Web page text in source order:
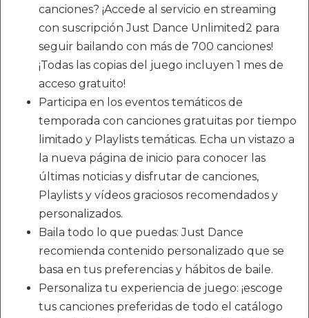
canciones? ¡Accede al servicio en streaming
con suscripción Just Dance Unlimited2 para
seguir bailando con más de 700 canciones!
¡Todas las copias del juego incluyen 1 mes de
acceso gratuito!
Participa en los eventos temáticos de
temporada con canciones gratuitas por tiempo
limitado y Playlists temáticas. Echa un vistazo a
la nueva página de inicio para conocer las
últimas noticias y disfrutar de canciones,
Playlists y vídeos graciosos recomendados y
personalizados.
Baila todo lo que puedas: Just Dance
recomienda contenido personalizado que se
basa en tus preferencias y hábitos de baile.
Personaliza tu experiencia de juego: ¡escoge
tus canciones preferidas de todo el catálogo